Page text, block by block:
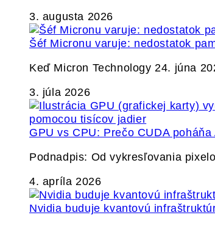
3. augusta 2026
Šéf Micronu varuje: nedostatok
Keď Micron Technology 24. júna
3. júla 2026
GPU vs CPU: Prečo CUDA
Podnadpis: Od vykresľovania
4. apríla 2026
Nvidia buduje kvantovú